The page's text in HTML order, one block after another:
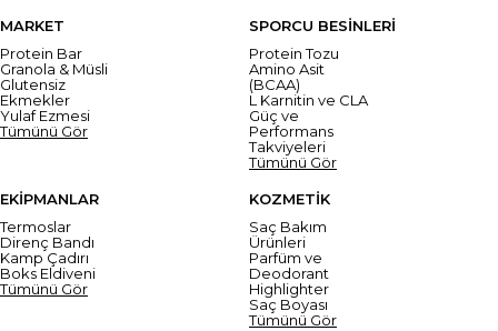
MARKET
Protein Bar
Granola & Müsli
Glutensiz
Ekmekler
Yulaf Ezmesi
Tümünü Gör
SPORCU BESİNLERİ
Protein Tozu
Amino Asit
(BCAA)
L Karnitin ve CLA
Güç ve
Performans
Takviyeleri
Tümünü Gör
EKİPMANLAR
Termoslar
Direnç Bandı
Kamp Çadırı
Boks Eldiveni
Tümünü Gör
KOZMETİK
Saç Bakım
Ürünleri
Parfüm ve
Deodorant
Highlighter
Saç Boyası
Tümünü Gör